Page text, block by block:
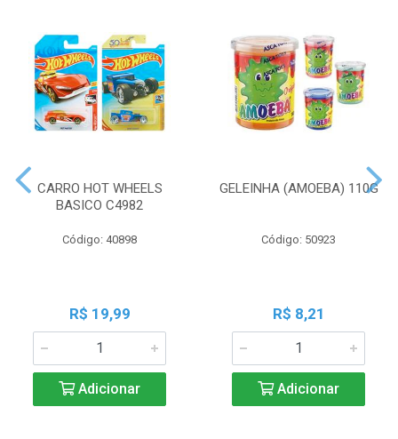
CARRO HOT WHEELS
BASICO C4982
Código: 40898
R$ 19,99
Adicionar
GELEINHA (AMOEBA) 110G
Código: 50923
R$ 8,21
Adicionar